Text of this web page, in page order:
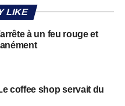
LIKE
à un feu rouge et
coffee shop servait du